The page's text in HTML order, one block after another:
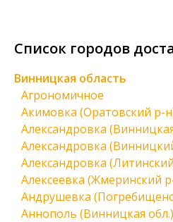
Список городов
Винницкая область
Агрономичное
Акимовка (Оратовский р-
Александровка
Александровка
Александровка
Алексеевка (Жмеринский
Андрушевка
Аннополь (Винницкая обл.)